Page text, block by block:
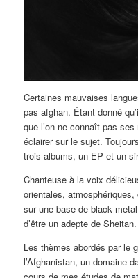
Certaines mauvaises
pas afghan. Étant donné
que l’on ne connaît pas
éclairer sur le sujet.
trois albums, un EP et un
Chanteuse à la voix
orientales,
sur une base de black
d’être un adepte de Sheitan.
Les thèmes abordés par le
l’Afghanistan, un domaine